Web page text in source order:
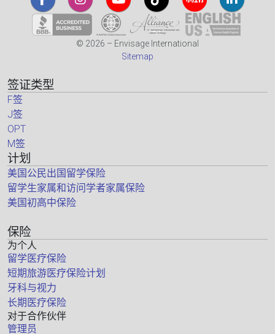
© 2026 – Envisage International
Sitemap
签证类型
F签
J签
OPT
M签
计划
美国公民出国留学保险
留学生家属和访问学者家属保险
美国初高中保险
保险
为个人
留学医疗保险
短期旅游医疗保险计划
牙科与视力
长期医疗保险
对于合作伙伴
管理员